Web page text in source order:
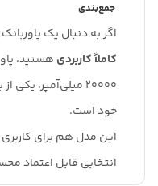
جمع‌بندی
اگر به دنبال یک پاوربانک
کاملاً کاربردی هستید،
۲۰۰۰۰ میلی‌آمپر،
خود است.
این مدل هم برای
انتخابی قابل اعتماد